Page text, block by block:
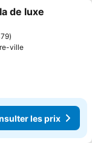
favoris
de luxe
ville
les prix